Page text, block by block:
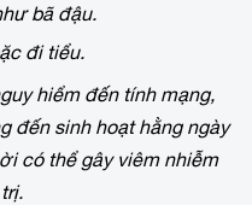
bã đậu.
đi tiểu.
hiểm đến tính mạng,
đến sinh hoạt hằng ngày
có thể gây viêm nhiễm